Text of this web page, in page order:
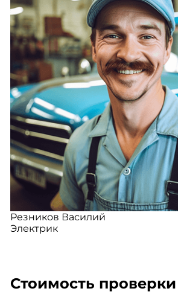
Резников Василий
Электрик
Стоимость проверки